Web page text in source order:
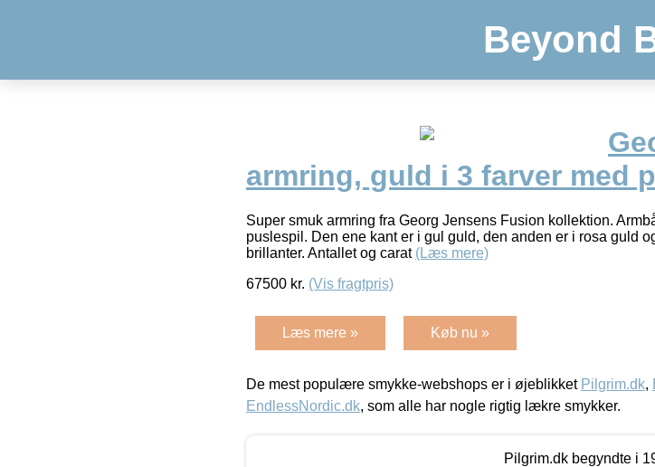
Beyond
armring, guld i 3 farver med
Super smuk armring fra Georg Jensens Fusion kollektion.
puslespil. Den ene kant er i gul guld, den anden er i rosa guld
brillanter. Antallet og carat (Læs mere)
67500 kr. (Vis fragtpris)
Læs mere » Køb nu »
De mest populære smykke-webshops er i øjeblikket Pilgrim.dk,
EndlessNordic.dk, som alle har nogle rigtig lækre smykker.
Pilgrim.dk begyndte i